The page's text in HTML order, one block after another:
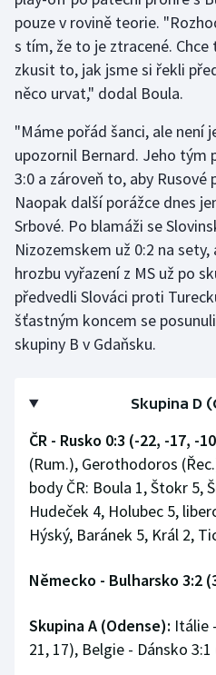
Stolní tenis
Triatlon
Veslování
Vodní slalom
Volejbal
Ostatní
pouze v rovině teorie.
s tím, že to je ztracené.
zkusit to, jak jsme si řekli
něco urvat," dodal Boula.
"Máme pořád šanci, ale není
upozornil Bernard. Jeho tým
3:0 a zároveň to, aby Rusové
Naopak další porážce dnes
Srbové. Po blamáži se
Nizozemskem už 0:2 na
hrozbu vyřazení z MS už po
předvedli Slováci proti
šťastným koncem se
skupiny B v Gdaňsku.
Skupina D
ČR - Rusko 0:3 (-22, -17, -
(Rum.), Gerothodoros
body ČR: Boula 1, Štokr 5,
Hudeček 4, Holubec 5,
Hýský, Baránek 5, Král 2,
Německo - Bulharsko 3:2
Skupina A (Odense): Itálie
21, 17), Belgie - Dánsko 3:1